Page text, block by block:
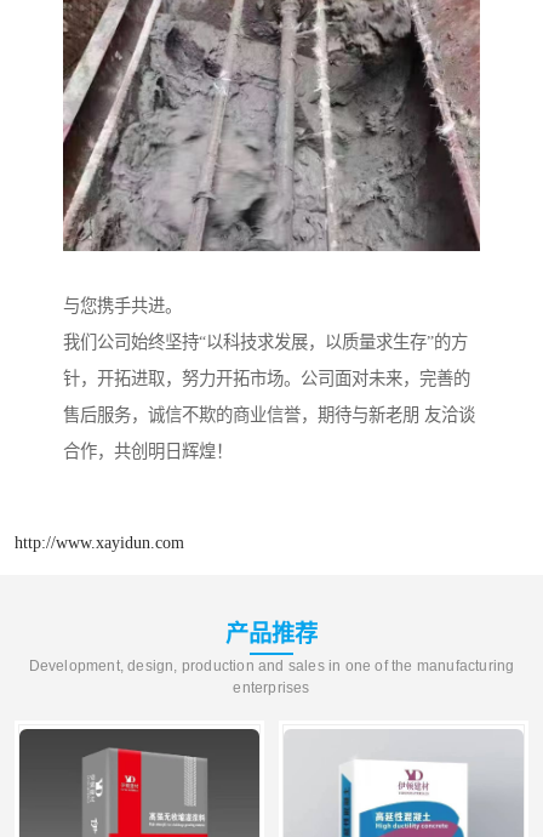
与您携手共进。
我们公司始终坚持“以科技求发展，以质量求生存”的方
针，开拓进取，努力开拓市场。公司面对未来，完善的
售后服务，诚信不欺的商业信誉，期待与新老朋 友洽谈
合作，共创明日辉煌！
http://www.xayidun.com
产品推荐
Development, design, production and sales in one of the manufacturing
enterprises